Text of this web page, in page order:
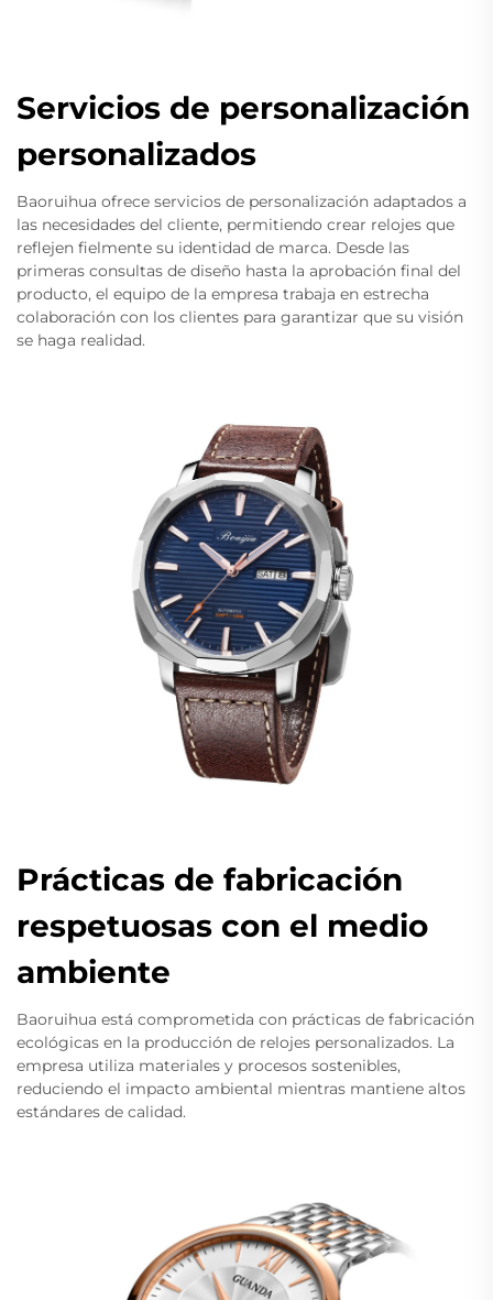
Servicios de personalización
personalizados
Baoruihua ofrece servicios de personalización adaptados a
las necesidades del cliente, permitiendo crear relojes que
reflejen fielmente su identidad de marca. Desde las
primeras consultas de diseño hasta la aprobación final del
producto, el equipo de la empresa trabaja en estrecha
colaboración con los clientes para garantizar que su visión
se haga realidad.
Prácticas de fabricación
respetuosas con el medio
ambiente
Baoruihua está comprometida con prácticas de fabricación
ecológicas en la producción de relojes personalizados. La
empresa utiliza materiales y procesos sostenibles,
reduciendo el impacto ambiental mientras mantiene altos
estándares de calidad.